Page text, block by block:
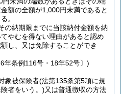
額の全額が1,000円未満であると
。
の納期限までに当該納付金額を納
やむを得ない理由があると認め
し、又は免除することができ
年条例116号・18年52号〕)
象被保険者(法第135条第5項に規
者をいう。)又は普通徴収の方法